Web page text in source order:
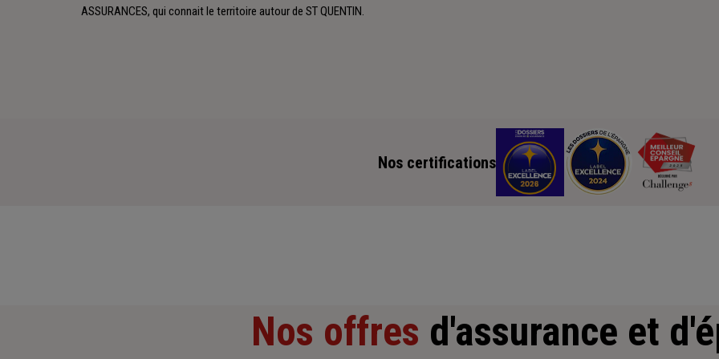
ASSURANCES, qui connait le territoire autour de ST QUENTIN.
Nos certifications
Nos offres d'assurance et